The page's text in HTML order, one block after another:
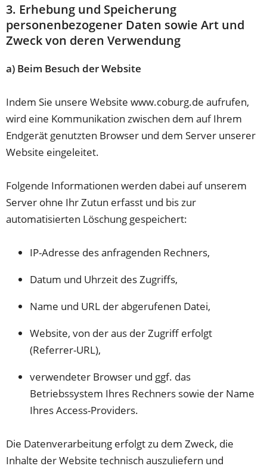
3. Erhebung und Speicherung
personenbezogener Daten sowie Art und
Zweck von deren Verwendung
a) Beim Besuch der Website
Indem Sie unsere Website www.coburg.de aufrufen,
wird eine Kommunikation zwischen dem auf Ihrem
Endgerät genutzten Browser und dem Server unserer
Website eingeleitet.
Folgende Informationen werden dabei auf unserem
Server ohne Ihr Zutun erfasst und bis zur
automatisierten Löschung gespeichert:
IP-Adresse des anfragenden Rechners,
Datum und Uhrzeit des Zugriffs,
Name und URL der abgerufenen Datei,
Website, von der aus der Zugriff erfolgt
(Referrer-URL),
verwendeter Browser und ggf. das
Betriebssystem Ihres Rechners sowie der Name
Ihres Access-Providers.
Die Datenverarbeitung erfolgt zu dem Zweck, die
Inhalte der Website technisch auszuliefern und